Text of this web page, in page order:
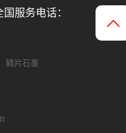
服务电话：
鳞片石墨